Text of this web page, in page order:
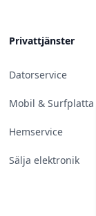
Privattjänster
Datorservice
Mobil & Surfplatta
Hemservice
Sälja elektronik